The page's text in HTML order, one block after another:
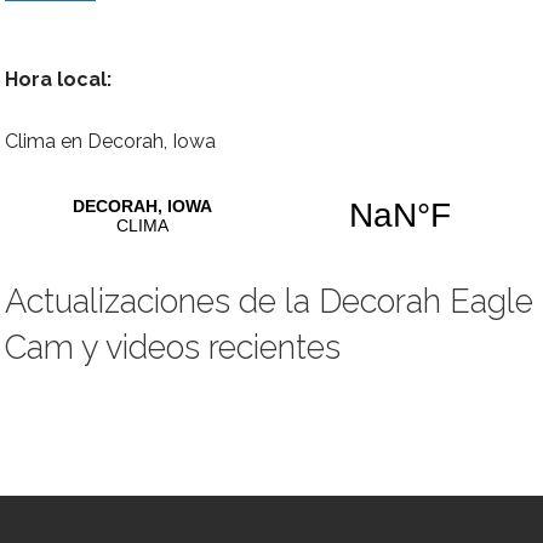
Hora local:
Clima en Decorah, Iowa
Actualizaciones de la Decorah Eagle
Cam y videos recientes
E
i